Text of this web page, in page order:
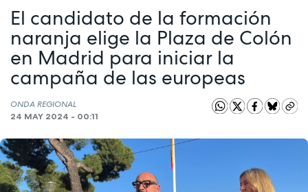
El candidato de la formación
naranja elige la Plaza de Colón
en Madrid para iniciar la
campaña de las europeas
ONDA REGIONAL
24 MAY 2024 - 00:11